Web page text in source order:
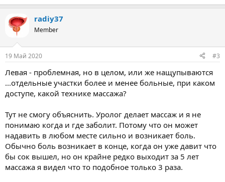
radiy37
Member
19 Май 2020 #3
Левая - проблемная, но в целом, или же нащупываются
...отдельные участки более и менее больные, при каком
доступе, какой технике массажа?
Тут не смогу объяснить. Уролог делает массаж и я не
понимаю когда и где заболит. Потому что он может
надавить в любом месте сильно и возникает боль.
Обычно боль возникает в конце, когда он уже давит что
бы сок вышел, но он крайне редко выходит за 5 лет
массажа я видел что то подобное только 3 раза.